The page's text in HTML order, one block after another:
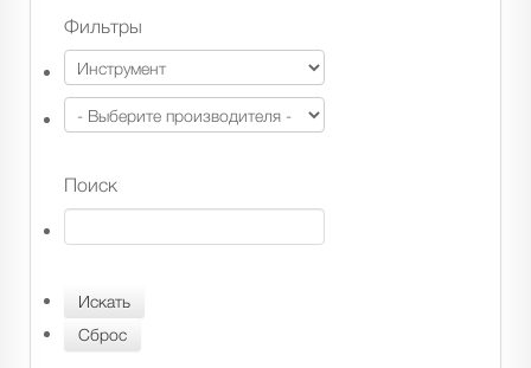
Фильтры
Поиск